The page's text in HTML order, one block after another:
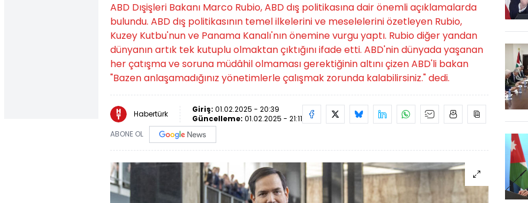
ABD Dışişleri Bakanı Marco Rubio, ABD dış politikasına dair önemli açıklamalarda
bulundu. ABD dış politikasının temel ilkelerini ve meselelerini özetleyen Rubio,
Kuzey Kutbu'nun ve Panama Kanalı'nın önemine vurgu yaptı. Rubio diğer yandan
dünyanın artık tek kutuplu olmaktan çıktığını ifade etti. ABD'nin dünyada yaşanan
her çatışma ve soruna müdâhil olmaması gerektiğinin altını çizen ABD'li bakan
"Bazen anlaşamadığınız yönetimlerle çalışmak zorunda kalabilirsiniz." dedi.
Habertürk Giriş: 01.02.2025 - 20:39
Güncelleme: 01.02.2025 - 21:11
ABONE OL